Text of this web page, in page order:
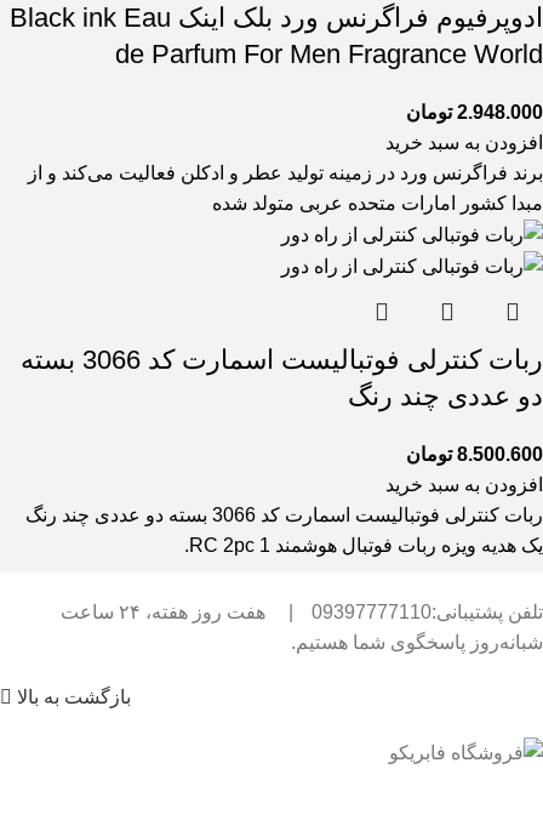
ادوپرفیوم فراگرنس ورد بلک اینک Black ink Eau
de Parfum For Men Fragrance World
2.948.000 تومان
افزودن به سبد خرید
برند فراگرنس ورد در زمینه تولید عطر و ادکلن فعالیت می‌کند و از
مبدا کشور امارات متحده عربی متولد شده
ربات کنترلی فوتبالیست اسمارت کد 3066 بسته
دو عددی چند رنگ
8.500.600 تومان
افزودن به سبد خرید
ربات کنترلی فوتبالیست اسمارت کد 3066 بسته دو عددی چند رنگ
یک هدیه ویزه ربات فوتبال هوشمند RC 2pc 1.
تلفن پشتیبانی:09397777110
هفت روز هفته، ۲۴ ساعت
شبانه‌روز پاسخگوی شما هستیم.
بازگشت به بالا